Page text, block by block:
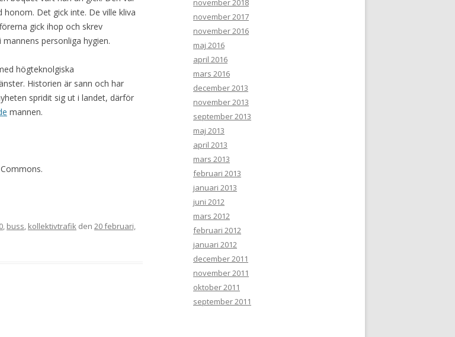
Det gick inte. De ville kliva
gick ihop och skrev
personliga hygien.
högteknolgiska
Historien är sann och har
spridit sig ut i landet, därför
mannen.
, buss, kollektivtrafik den 20 februari,
november 2018
november 2017
november 2016
maj 2016
april 2016
mars 2016
december 2013
november 2013
september 2013
maj 2013
april 2013
mars 2013
februari 2013
januari 2013
juni 2012
mars 2012
februari 2012
januari 2012
december 2011
november 2011
oktober 2011
september 2011